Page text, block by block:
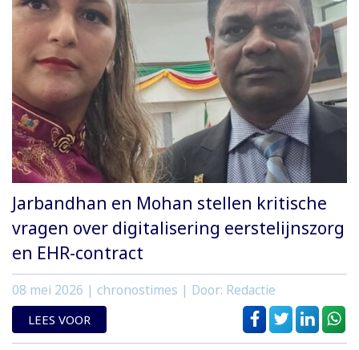
Jarbandhan en Mohan stellen kritische
vragen over digitalisering eerstelijnszorg
en EHR-contract
08 mei 2026 | chronostimes | Door: Redactie
LEES VOOR